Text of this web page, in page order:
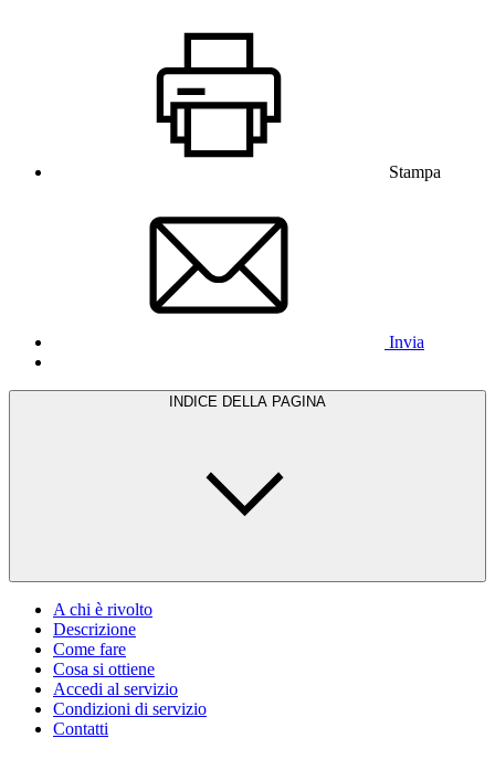
Stampa
Invia
INDICE DELLA PAGINA
A chi è rivolto
Descrizione
Come fare
Cosa si ottiene
Accedi al servizio
Condizioni di servizio
Contatti